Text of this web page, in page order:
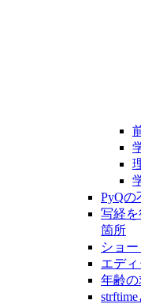
PyQの
写経
箇所
ショー
エデ
年齢